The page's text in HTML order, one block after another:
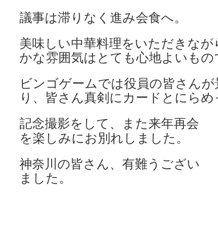
議事は滞りなく進み会食へ。
美味しい中華料理をいただきな
かな雰囲気はとても心地よいも
ビンゴゲームでは役員の皆さん
り、皆さん真剣にカードとにら
記念撮影をして、また来年再会
を楽しみにお別れしました。
神奈川の皆さん、有難うござい
ました。